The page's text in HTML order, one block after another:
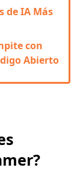
de IA Más
con
Abierto